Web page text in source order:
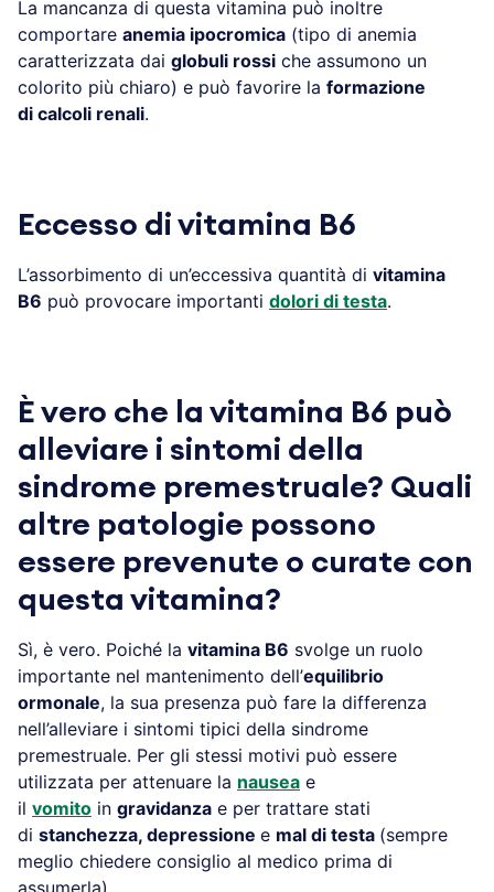
La mancanza di questa vitamina può inoltre
comportare anemia ipocromica (tipo di anemia
caratterizzata dai globuli rossi che assumono un
colorito più chiaro) e può favorire la formazione
di calcoli renali.
Eccesso di vitamina B6
L’assorbimento di un’eccessiva quantità di vitamina
B6 può provocare importanti dolori di testa.
È vero che la vitamina B6 può
alleviare i sintomi della
sindrome premestruale? Quali
altre patologie possono
essere prevenute o curate con
questa vitamina?
Sì, è vero. Poiché la vitamina B6 svolge un ruolo
importante nel mantenimento dell’equilibrio
ormonale, la sua presenza può fare la differenza
nell’alleviare i sintomi tipici della sindrome
premestruale. Per gli stessi motivi può essere
utilizzata per attenuare la nausea e
il vomito in gravidanza e per trattare stati
di stanchezza, depressione e mal di testa (sempre
meglio chiedere consiglio al medico prima di
assumerla).